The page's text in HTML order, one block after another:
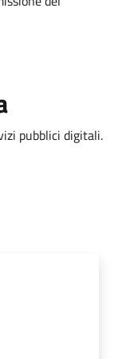
pubblici digitali.